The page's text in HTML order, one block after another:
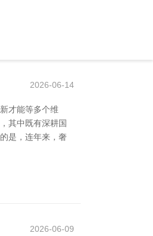
2026-06-14
才能等多个维
其中既有深耕国
是，连年来，奢
2026-06-09